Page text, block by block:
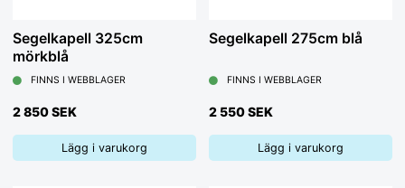
Segelkapell 325cm
mörkblå
FINNS I WEBBLAGER
2 850 SEK
Lägg i varukorg
Segelkapell 275cm blå
FINNS I WEBBLAGER
2 550 SEK
Lägg i varukorg